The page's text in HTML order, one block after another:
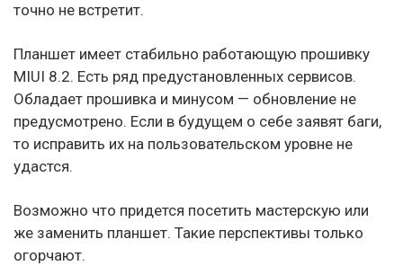
точно не встретит.
Планшет имеет стабильно работающую прошивку
MIUI 8.2. Есть ряд предустановленных сервисов.
Обладает прошивка и минусом — обновление не
предусмотрено. Если в будущем о себе заявят баги,
то исправить их на пользовательском уровне не
удастся.
Возможно что придется посетить мастерскую или
же заменить планшет. Такие перспективы только
огорчают.